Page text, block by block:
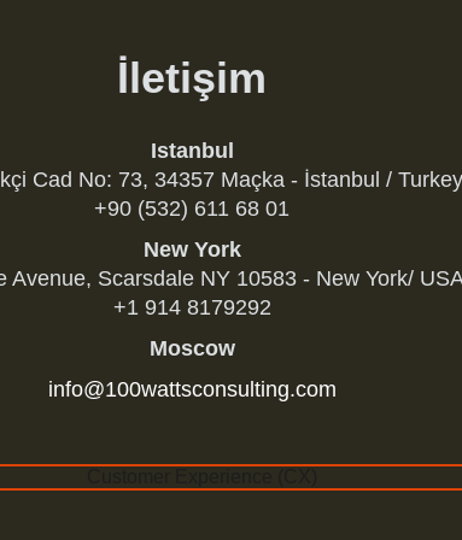
İletişim
Istanbul
Cad No: 73, 34357 Maçka - İstanbul / Turkey
+90 (532) 611 68 01
New York
Avenue, Scarsdale NY 10583 - New York/
+1 914 8179292
Moscow
info@100wattsconsulting.com